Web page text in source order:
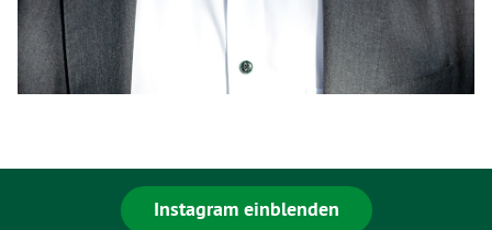
Instagram einblenden